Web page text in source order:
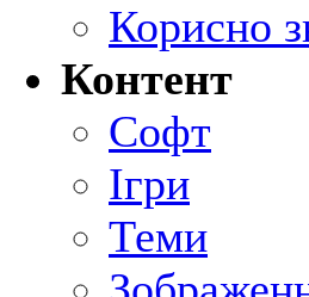
Корисно
Контент
Софт
Ігри
Теми